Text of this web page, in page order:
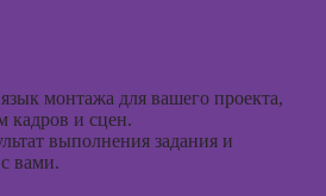
монтажа для вашего проекта,
кадров и сцен.
выполнения задания и
вами.